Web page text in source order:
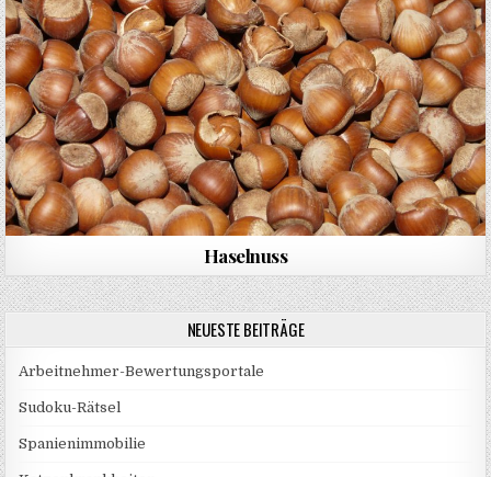
Haselnuss
NEUESTE BEITRÄGE
Arbeitnehmer-Bewertungsportale
Sudoku-Rätsel
Spanienimmobilie